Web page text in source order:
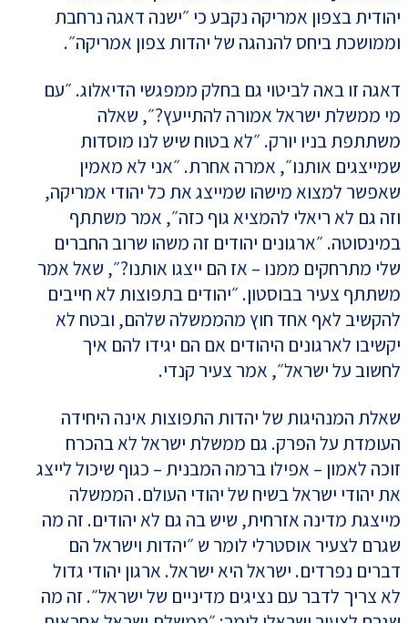
יהודית בצפון אמריקה נקבע כי ״ישנה דאגה נרחבת
וממושכת ביחס להנהגה של יהדות צפון אמריקה״.
דאגה זו באה לביטוי גם בחלק ממפגשי הדיאלוג. ״עם
מי ממשלת ישראל אמורה להתייעץ?״, שאלה
משתתפת בניו יורק. ״לא בטוח שיש לנו מוסדות
שמייצגים אותנו״, אמרה אחרת. ״אני לא מאמין
שאפשר למצוא מישהו שמייצג את כל יהודי אמריקה,
וזה גם לא ריאלי להמציא גוף כזה״, אמר משתתף
במינסוטה. ״ארגונים יהודים זה משהו שרוב החברים
שלי מתרחקים ממנו – אז הם ייצגו אותנו?״, שאל אמר
משתתף צעיר בבוסטון. ״יהודים בתפוצות לא חייבים
להקשיב לאף אחד חוץ מהממשלה שלהם, ובטח לא
יקשיבו לארגונים היהודים אם הם יגידו להם איך
לחשוב על ישראל״, אמר צעיר קנדי.
שאלת המנהיגות של יהדות התפוצות אינה היחידה
העומדת על הפרק. גם ממשלת ישראל לא בהכרח
זוכה לאמון – אפילו ברמה המבנית – כגוף שיכול לייצג
את יהודי ישראל בשיח של יהודי העולם. הממשלה
מייצגת מדינה אזרחית, שיש בה גם לא יהודים. זה מה
שגרם לצעיר אוסטרלי לומר ש ״יהדות וישראל הם
דברים נפרדים. ישראל היא ישראל. ארגון יהודי גדול
לא צריך לדבר עם נציגים מדיניים של ישראל״. זה מה